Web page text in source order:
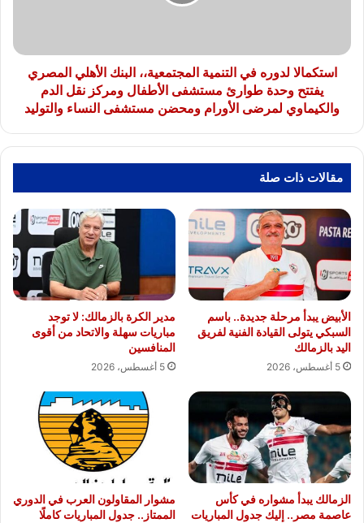
يفتتح
وحدة
طوارئ
مستشفى
ومركز
الدم
والكيماوي
لمرضى
الأورام
ومحضن
مستشفى
النساء
والتوليد
استكمالا لدوره في التنمية المجتمعية،، البنك الأهلي المصري
يفتتح وحدة طوارئ مستشفى الأطفال ومركز نقل الدم
والكيماوي لمرضى الأورام ومحضن مستشفى النساء والتوليد
مقالات ذات صلة
الأبيض يبدأ مرحلة جديدة.. باسم
السبكي يتولى القيادة الفنية لفريق
اليد بالزمالك
5 أغسطس، 2026
مدير الكرة بالزمالك: لا توجد
مباريات سهلة والاتحاد من أقوى
المنافسين
5 أغسطس، 2026
الزمالك يبدأ مشواره في كأس
عاصمة مصر.. إليك جدول المباريات
مشوار المقاولون العرب في الدوري
الممتاز.. جدول المباريات كاملًا